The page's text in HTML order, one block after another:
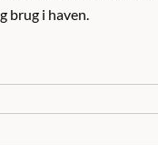
brug i haven.